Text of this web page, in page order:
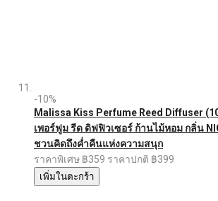
-10%
Malissa Kiss Perfume Reed Diffuser
เพอร์ฟูม รีด ดิฟฟิวเซอร์ ก้านไม้หอม กลิ่น
ชวนคิดถึงค่ำคืนแห่งความสนุก
ราคาพิเศษ ฿359 ราคาปกติ ฿399
เพิ่มในตะกร้า